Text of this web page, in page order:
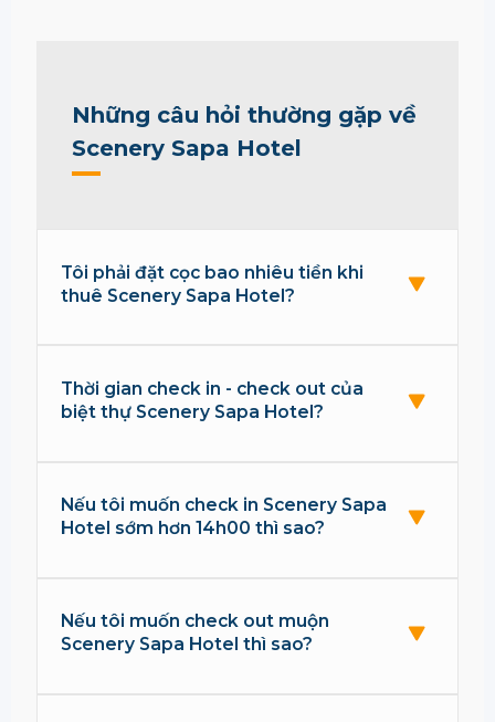
Những câu hỏi thường gặp về
Scenery Sapa Hotel
Tôi phải đặt cọc bao nhiêu tiền khi
thuê Scenery Sapa Hotel?
Thời gian check in - check out của
biệt thự Scenery Sapa Hotel?
Nếu tôi muốn check in Scenery Sapa
Hotel sớm hơn 14h00 thì sao?
Nếu tôi muốn check out muộn
Scenery Sapa Hotel thì sao?